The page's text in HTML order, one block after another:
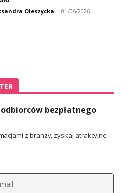
Oleszycka - 01/06/2026
bezpłatnego
z branży, zyskaj atrakcyjne